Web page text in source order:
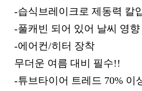
-습식브레이크로 제동력 칼
-풀캐빈 되어 있어 날씨 영
-에어컨/히터 장착
무더운 여름 대비 필수!!
-튜브타이어 트레드 70% 이